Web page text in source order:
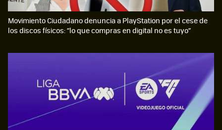
Movimiento Ciudadano denuncia a PlayStation por el cese de
los discos físicos: “lo que compras en digital no es tuyo”